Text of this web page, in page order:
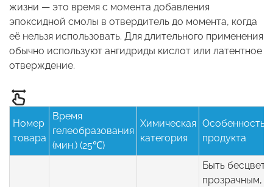
жизни — это время с момента добавления
эпоксидной смолы в отвердитель до момента, когда
её нельзя использовать. Для длительного применения
обычно используют ангидриды кислот или латентное
отверждение.
Номер
товара
Время
гелеобразования
(мин.) (25℃)
Химическая
категория
Особенность
продукта
Быть
прозрачным,